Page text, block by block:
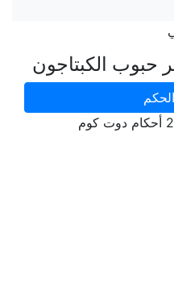
حبوب الكبتاجون